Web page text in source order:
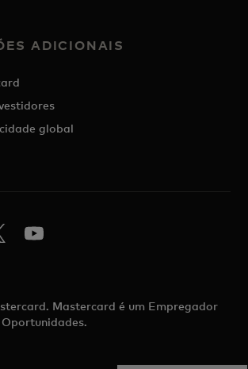
ADICIONAIS
global
Mastercard é um Empregador